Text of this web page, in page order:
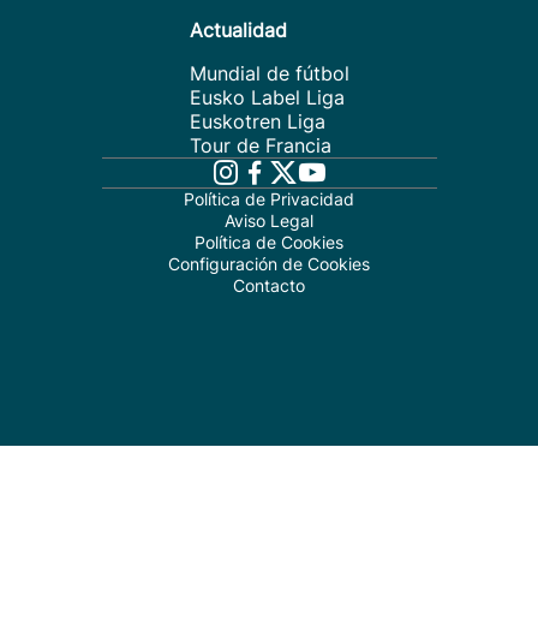
Actualidad
Mundial de fútbol
Eusko Label Liga
Euskotren Liga
Tour de Francia
Política de Privacidad
Aviso Legal
Política de Cookies
Configuración de Cookies
Contacto